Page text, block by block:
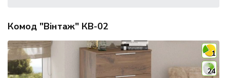
Комод "Вінтаж" КВ-02
1
24